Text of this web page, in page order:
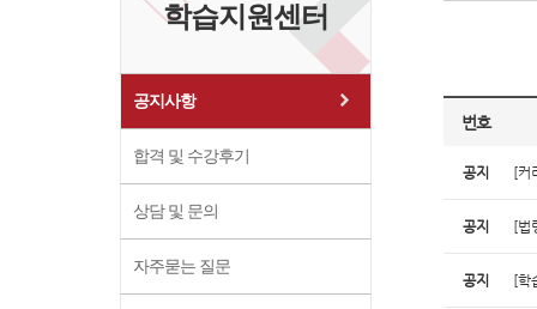
학습지원센터
공지사항
합격 및 수강후기
상담 및 문의
자주묻는 질문
번호
공지 [커
공지 [법
공지 [학